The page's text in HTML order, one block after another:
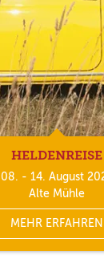
HELDENREISE
08. - 14. August
Alte Mühle
MEHR ERFAHREN